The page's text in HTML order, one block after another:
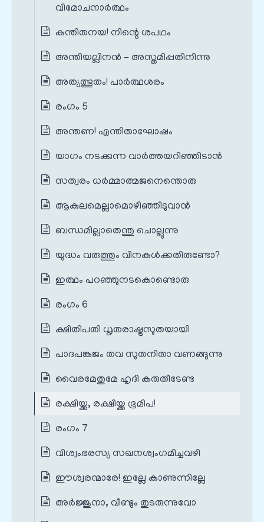
വിമോചനാര്‍ത്ഥം
കുന്തിതനയ! നിന്റെ ശപഥം
അന്തിയല്ലിനന്‍ - അസ്തമിപ്പതിനിന്നു
അത്യത്ഭുതം! പാര്‍ത്ഥശരം
രംഗം 5
അന്തണ! എന്തിതാഘോഷം
യാഗം നടക്കുന്ന വാര്‍ത്തയറിഞ്ഞിടാന്‍
സത്വരം ധര്‍മ്മാത്മജനെന്തൊരു
ആകുലമെല്ലാമൊഴിഞ്ഞീടുവാന്‍
ബന്ധമില്ലാതെന്തു ചൊല്ലുന്നു
യുദ്ധം വരുത്തും വിനകള്‍ക്കതിരുണ്ടോ?
ഇത്ഥം പറഞ്ഞുനടകൊണ്ടൊരു
രംഗം 6
ക്ഷിതിപതി ധൃതരാഷ്ട്രസുതയായി
പാദപങ്കജം തവ സുതനിതാ വണങ്ങുന്നു
വൈരമേതുമേ ഹൃദി കരുതീടേണ്ട
രക്ഷിയ്ക്ക, രക്ഷിയ്ക്ക ഭൂമിപ!
രംഗം 7
വിശ്വംഭരസ്യ സഖനശ്വംഗമിച്ചവഴി
ഈശ്വരന്മാരേ! ഇല്ലേ കാണുന്നില്ലേ
അര്‍ജ്ജുനാ, വീണ്ടും തുടരുന്നുവോ